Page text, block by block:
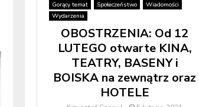
Gorący temat Społeczeństwo
Wiadomości
Wydarzenia
OBOSTRZENIA: Od 12
LUTEGO otwarte KINA,
TEATRY, BASENY i
BOISKA na zewnątrz oraz
HOTELE